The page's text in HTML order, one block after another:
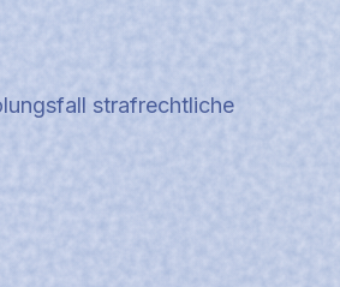
strafrechtliche